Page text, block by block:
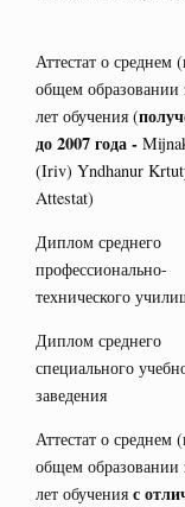
Аттестат о среднем
общем образовании
лет обучения (
до 2007 года -
(Iriv) Yndhanur
Attestat)
Диплом среднего
профессионально-
технического
Диплом среднего
специального
заведения
Аттестат о среднем
общем образовании
лет обучения с